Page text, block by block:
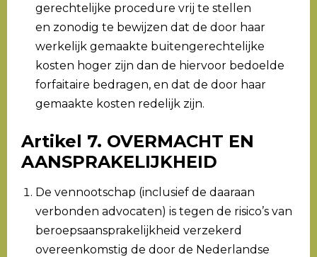
gerechtelijke procedure vrij te stellen
en zonodig te bewijzen dat de door haar
werkelijk gemaakte buitengerechtelijke
kosten hoger zijn dan de hiervoor bedoelde
forfaitaire bedragen, en dat de door haar
gemaakte kosten redelijk zijn.
Artikel 7. OVERMACHT EN
AANSPRAKELIJKHEID
De vennootschap (inclusief de daaraan
verbonden advocaten) is tegen de risico’s van
beroepsaansprakelijkheid verzekerd
overeenkomstig de door de Nederlandse